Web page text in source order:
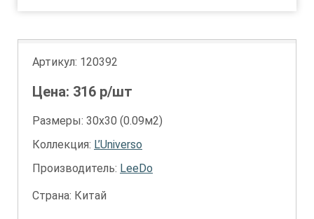
Артикул: 120392
Цена: 316 р/шт
Размеры: 30х30 (0.09м2)
Коллекция: L’Universo
Производитель: LeeDo
Страна: Китай